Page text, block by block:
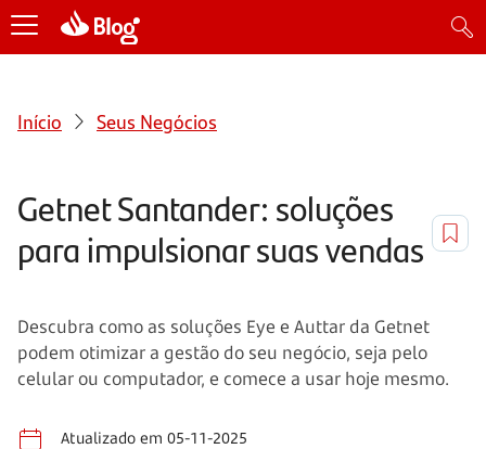
Início Seus Negócios
Getnet Santander: soluções
para impulsionar suas vendas
Descubra como as soluções Eye e Auttar da Getnet
podem otimizar a gestão do seu negócio, seja pelo
celular ou computador, e comece a usar hoje mesmo.
Atualizado em 05-11-2025